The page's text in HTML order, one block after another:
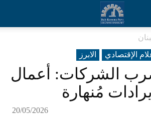
الإقتصادي الابرز
الشركات: أعمال
مُنهارة
20/05/2026